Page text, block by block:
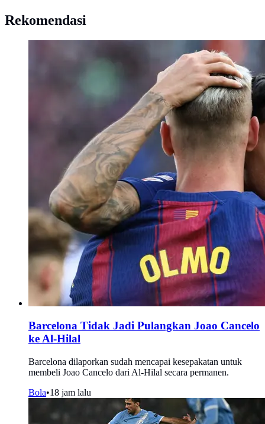
Rekomendasi
Barcelona Tidak Jadi Pulangkan Joao Cancelo
ke Al-Hilal
Barcelona dilaporkan sudah mencapai kesepakatan untuk
membeli Joao Cancelo dari Al-Hilal secara permanen.
Bola•18 jam lalu